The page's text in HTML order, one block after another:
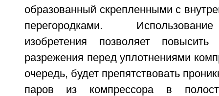
образованный скрепленными с
перегородками.
изобретения позволяет
разрежения перед уплотнениями
очередь, будет препятствовать
паров из компрессора в